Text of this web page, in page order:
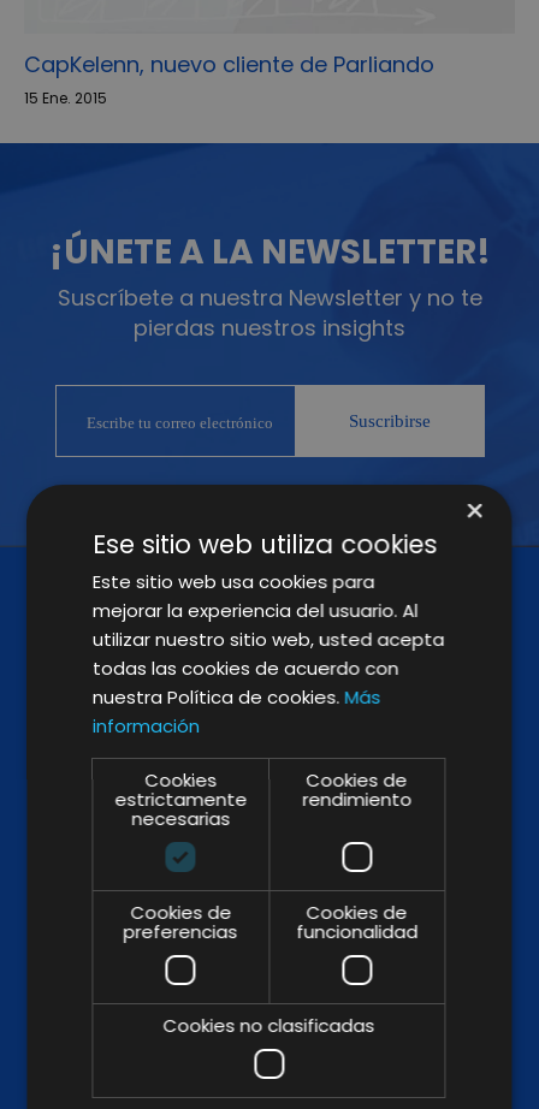
CapKelenn, nuevo cliente de Parliando
15 Ene. 2015
¡ÚNETE A LA NEWSLETTER!
Suscríbete a nuestra Newsletter y no te
pierdas nuestros insights
SÍGUENOS
BROCHURE
WHY & HOW
×
Ese sitio web utiliza cookies
Este sitio web usa cookies para
mejorar la experiencia del usuario. Al
utilizar nuestro sitio web, usted acepta
todas las cookies de acuerdo con
nuestra Política de cookies.Más
información
Cookies
estrictamente
necesarias
Cookies de
rendimiento
Cookies de
preferencias
Cookies de
funcionalidad
Cookies no clasificadas